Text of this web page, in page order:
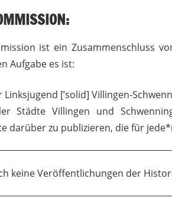
ist ein Zusammenschluss
Aufgabe es ist:
Linksjugend [’solid] Villingen-
Städte Villingen und
darüber zu publizieren, die für
keine Veröffentlichungen der